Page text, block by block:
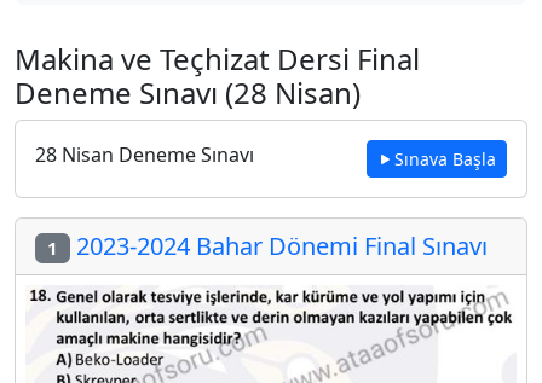
Makina ve Teçhizat Dersi Final
Deneme Sınavı (28 Nisan)
28 Nisan Deneme Sınavı Sınava Başla
1 2023-2024 Bahar Dönemi Final Sınavı